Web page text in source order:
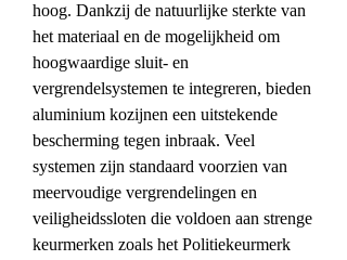
hoog. Dankzij de natuurlijke sterkte van
het materiaal en de mogelijkheid om
hoogwaardige sluit- en
vergrendelsystemen te integreren, bieden
aluminium kozijnen een uitstekende
bescherming tegen inbraak. Veel
systemen zijn standaard voorzien van
meervoudige vergrendelingen en
veiligheidssloten die voldoen aan strenge
keurmerken zoals het Politiekeurmerk